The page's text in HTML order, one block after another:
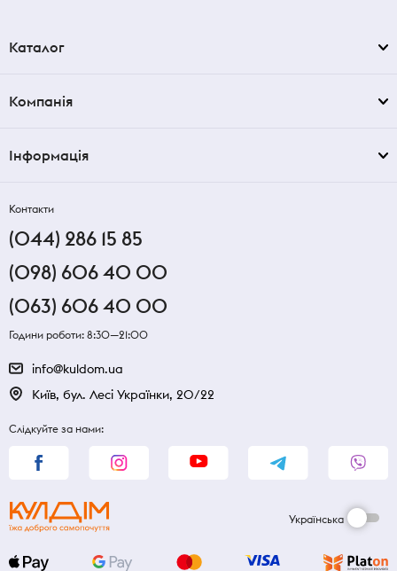
Каталог
Компанія
Інформація
Контакти
(044) 286 15 85
(098) 606 40 00
(063) 606 40 00
Години роботи: 8:30—21:00
info@kuldom.ua
Київ, бул. Лесі Українки, 20/22
Слідкуйте за нами:
Українська